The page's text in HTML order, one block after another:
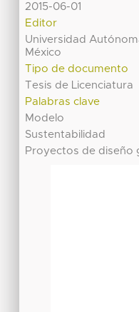
2015-06-01
Editor
Universidad
México
Tipo de documento
Tesis de Licenciatura
Palabras clave
Modelo
Sustentabilidad
Proyectos de diseño